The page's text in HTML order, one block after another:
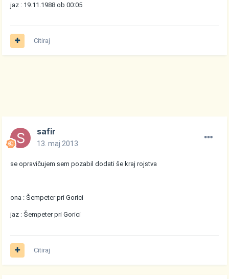
jaz : 19.11.1988 ob 00:05
Citiraj
safir
13. maj 2013
se opravičujem sem pozabil dodati še kraj rojstva
ona : Šempeter pri Gorici
jaz : Šempeter pri Gorici
Citiraj